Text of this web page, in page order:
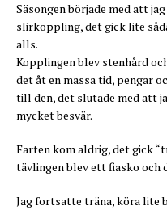
Säsongen började med att
slirkoppling, det gick lite
alls.
Kopplingen blev stenhård
det åt en massa tid, pengar
till den, det slutade med att
mycket besvär.
Farten kom aldrig, det gick
tävlingen blev ett fiasko och
Jag fortsatte träna, köra lite